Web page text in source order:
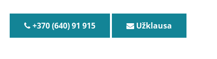
+370 (640) 91 915 Užklausa